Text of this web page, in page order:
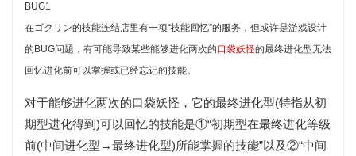
BUG1
在ゴクリン的技能连结店里有一项“技能回忆”的服务，但或许是游戏设计
的BUG问题，有可能导致某些能够进化两次的口袋妖怪的最终进化型无法
回忆进化前可以掌握或已经忘记的技能。
对于能够进化两次的口袋妖怪，它的最终进化型(特指从初
期型进化得到)可以回忆的技能是①“初期型在最终进化等级
前(中间进化型→最终进化型)所能掌握的技能”以及②“中间